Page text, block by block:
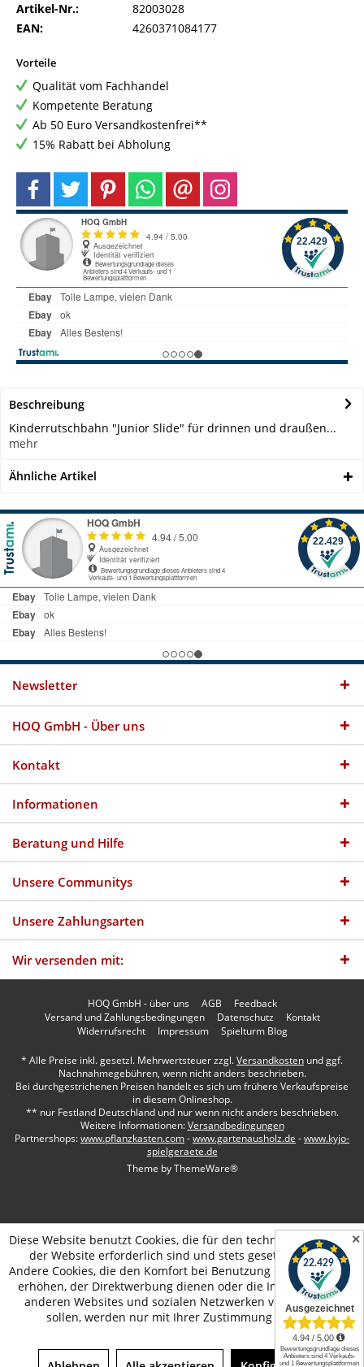
Artikel-Nr.:
82003028
EAN:
4260371084177
Vorteile
Qualität vom Fachhandel
Kompetente Beratung
Ab 50 Euro Versandkostenfrei**
15% Rabatt bei Abholung
Beschreibung
Kinderrutschbahn "Junior Slide" für drinnen und draußen...
mehr
Ähnliche Artikel
✕
Newsletter
HOQ GmbH - Über uns
Kontakt
Informationen
Beratung und Hilfe
Unsere Communitys
Unsere Zahlungsarten
Wir versenden mit:
HOQ GmbH - über uns AGB
Feedback
Versand und Zahlungsbedingungen
Datenschutz
Kontakt
Widerrufsrecht
Impressum Spielturm Blog
* Alle Preise inkl. gesetzl. Mehrwertsteuer zzgl.Versandkosten und ggf.
Nachnahmegebühren, wenn nicht anders beschrieben.
Bei durchgestrichenen Preisen handelt es sich um frühere Verkaufspreise
in diesem Onlineshop.
** nur Festland Deutschland und nur wenn nicht anders beschrieben.
Weitere Informationen:Versandbedingungen
Partnershops:www.pflanzkasten.com-www.gartenausholz.de -www.kyjo-
spielgeraete.de
Theme byThemeWare®
Diese Website benutzt Cookies, die für den technischen Betrieb
der Website erforderlich sind und stets gesetzt werden.
Andere Cookies, die den Komfort bei Benutzung dieser Website
erhöhen, der Direktwerbung dienen oder die Interaktion mit
anderen Websites und sozialen Netzwerken vereinfachen
sollen, werden nur mit Ihrer Zustimmung gesetzt.